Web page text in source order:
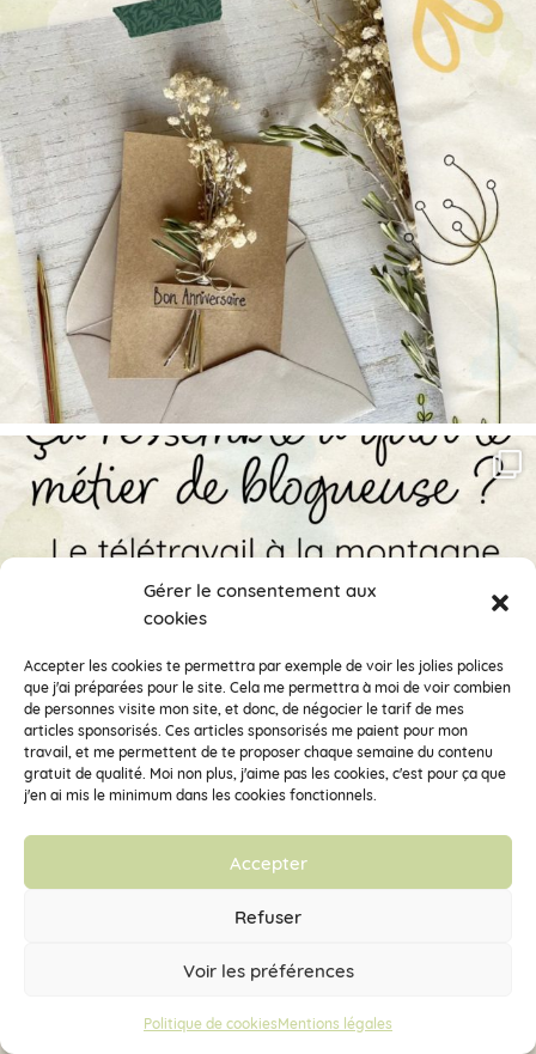
Gérer le consentement aux
cookies
Accepter les cookies te permettra par exemple de voir les jolies polices
que j'ai préparées pour le site. Cela me permettra à moi de voir combien
de personnes visite mon site, et donc, de négocier le tarif de mes
articles sponsorisés. Ces articles sponsorisés me paient pour mon
travail, et me permettent de te proposer chaque semaine du contenu
gratuit de qualité. Moi non plus, j'aime pas les cookies, c'est pour ça que
j'en ai mis le minimum dans les cookies fonctionnels.
Accepter
Refuser
Voir les préférences
Politique de cookiesMentions légales